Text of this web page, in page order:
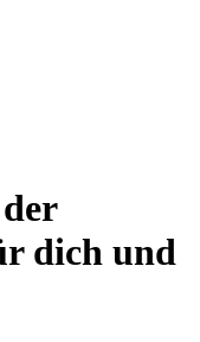
dich und